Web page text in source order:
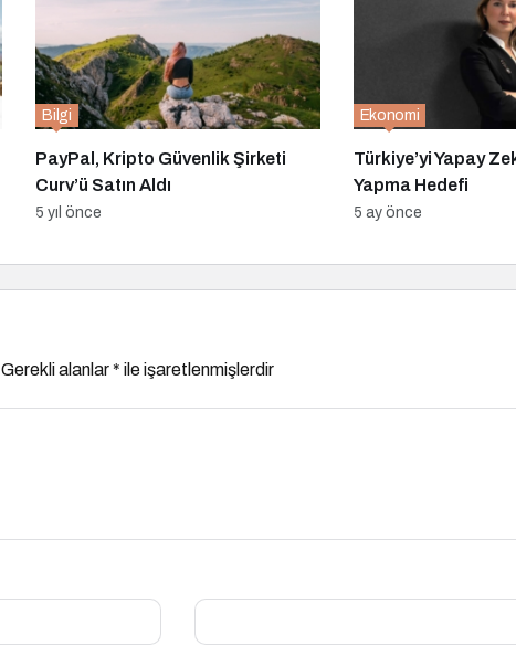
PayPal, Kripto Güvenlik Şirketi
Curv’ü Satın Aldı
Bilgi
5 yıl önce
Türkiye’yi Yapay
Yapma Hedefi
Ekonomi
5 ay önce
Gerekli alanlar* ile işaretlenmişlerdir